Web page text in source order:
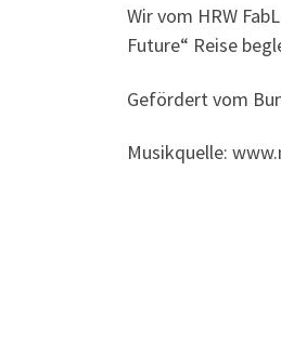
Wir vom HRW
Future“ Reise
Gefördert vom
Musikquelle: